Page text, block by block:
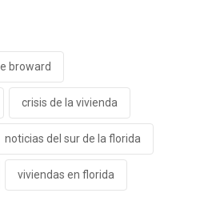
broward
crisis de la vivienda
noticias del sur de la florida
viviendas en florida